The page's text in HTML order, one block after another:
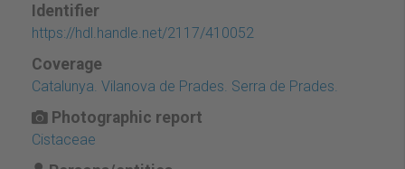
Identifier
https://hdl.handle.net/2117/410052
Coverage
Catalunya. Vilanova de Prades. Serra de Prades.
Photographic report
Cistaceae